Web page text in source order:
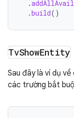
.
.build()
TvShowEntity
Sau đây là ví dụ
các trường bắt